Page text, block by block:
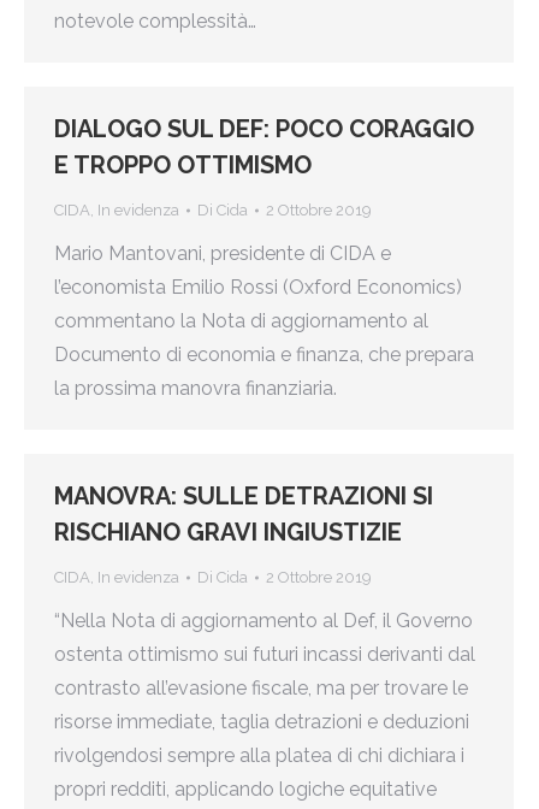
notevole complessità…
DIALOGO SUL DEF: POCO CORAGGIO
E TROPPO OTTIMISMO
CIDA, In evidenza Di Cida 2 Ottobre 2019
Mario Mantovani, presidente di CIDA e
l’economista Emilio Rossi (Oxford Economics)
commentano la Nota di aggiornamento al
Documento di economia e finanza, che prepara
la prossima manovra finanziaria.
MANOVRA: SULLE DETRAZIONI SI
RISCHIANO GRAVI INGIUSTIZIE
CIDA, In evidenza Di Cida 2 Ottobre 2019
“Nella Nota di aggiornamento al Def, il Governo
ostenta ottimismo sui futuri incassi derivanti dal
contrasto all’evasione fiscale, ma per trovare le
risorse immediate, taglia detrazioni e deduzioni
rivolgendosi sempre alla platea di chi dichiara i
propri redditi, applicando logiche equitative